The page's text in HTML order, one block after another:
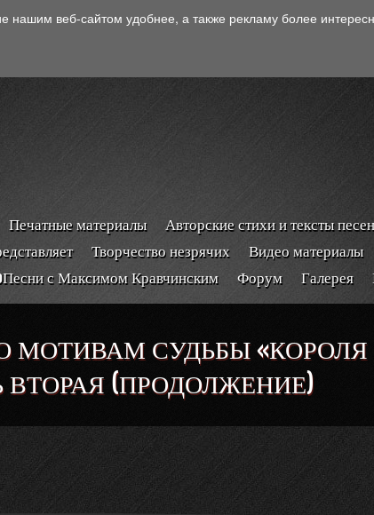
веб-сайтом удобнее, а также рекламу более
Печатные материалы Авторские стихи и тексты песен
Творчество незрячих Видео материалы
с Максимом Кравчинским Форум Галерея
МОТИВАМ СУДЬБЫ
ВТОРАЯ (ПРОДОЛЖЕНИЕ)